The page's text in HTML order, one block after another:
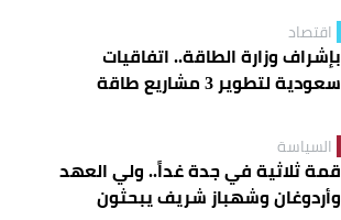
اقتصاد
بإشراف وزارة الطاقة.. اتفاقيات
سعودية لتطوير 3 مشاريع طاقة
السياسة
قمة ثلاثية في جدة غداً.. ولي العهد
وأردوغان وشهباز شريف يبحثون